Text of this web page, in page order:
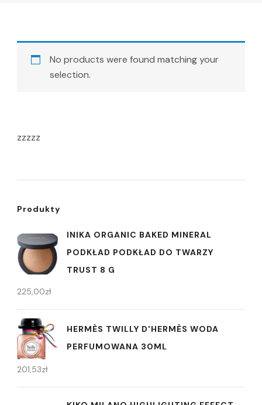
No products were found matching your
selection.
zzzzz
Produkty
INIKA ORGANIC BAKED MINERAL
PODKŁAD PODKŁAD DO TWARZY
TRUST 8 G
225,00zł
HERMÈS TWILLY D'HERMÈS WODA
PERFUMOWANA 30ML
201,53zł